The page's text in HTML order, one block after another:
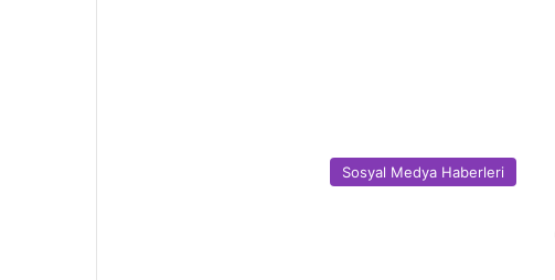
Sosyal Medya Haberleri